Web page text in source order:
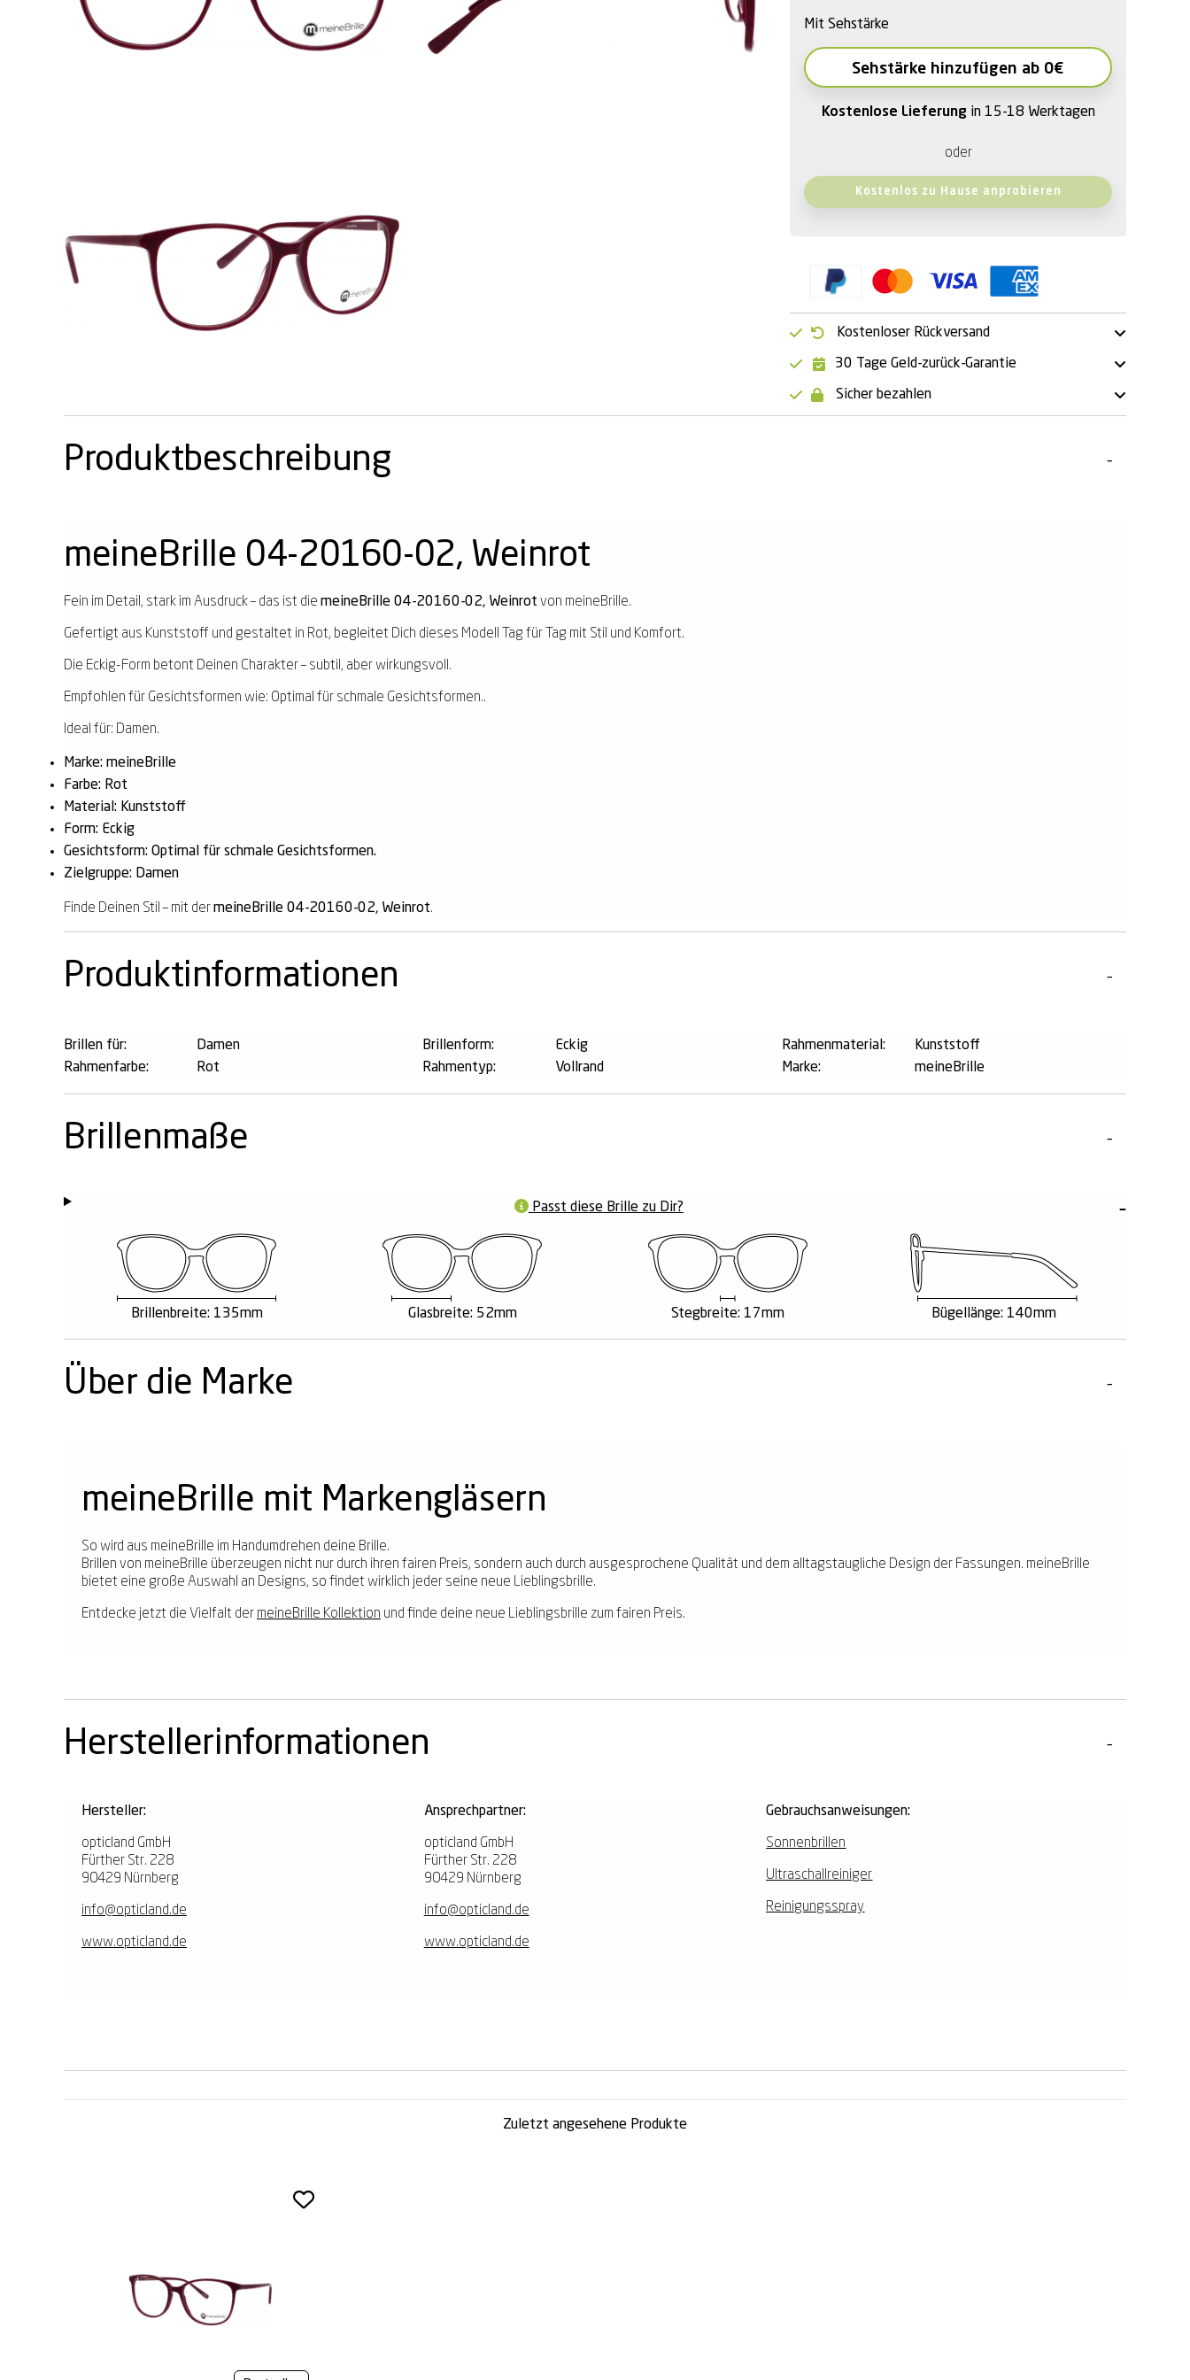
Mit Sehstärke
Sehstärke hinzufügen ab 0€
Kostenlose Lieferung in 15-18 Werktagen
oder
Kostenlos zu Hause anprobieren
Kostenloser Rückversand
30 Tage Geld-zurück-Garantie
Sicher bezahlen
Produktbeschreibung
meineBrille 04-20160-02, Weinrot
Fein im Detail, stark im Ausdruck – das ist die meineBrille 04-20160-02, Weinrotvon meineBrille.
Gefertigt aus Kunststoff und gestaltet in Rot, begleitet Dich dieses Modell Tag für Tag mit Stil und Komfort.
Die Eckig-Form betont Deinen Charakter – subtil, aber wirkungsvoll.
Empfohlen für Gesichtsformen wie: Optimal für schmale Gesichtsformen..
Ideal für: Damen.
Marke: meineBrille
Farbe: Rot
Material: Kunststoff
Form: Eckig
Gesichtsform: Optimal für schmale Gesichtsformen.
Zielgruppe: Damen
Finde Deinen Stil – mit dermeineBrille 04-20160-02, Weinrot.
Produktinformationen
Brillen für:
Damen
Rahmenfarbe:
Rot
Brillenform:
Eckig
Rahmentyp:
Vollrand
Rahmenmaterial:
Kunststoff
Marke:
meineBrille
Brillenmaße
Passt diese Brille zu Dir?
Brillenbreite: 135mm Glasbreite: 52mm Stegbreite: 17mm Bügellänge: 140mm
Über die Marke
meineBrille mit Markengläsern
So wird aus meineBrille im Handumdrehen deine Brille.
Brillen von meineBrille überzeugen nicht nur durch ihren fairen Preis, sondern auch durch ausgesprochene Qualität und dem alltagstaugliche Design der Fassungen. meineBrille
bietet eine große Auswahl an Designs, so findet wirklich jeder seine neue Lieblingsbrille.
Entdecke jetzt die Vielfalt der meineBrille Kollektion und finde deine neue Lieblingsbrille zum fairen Preis.
Herstellerinformationen
Hersteller:
opticland GmbH
Fürther Str. 228
90429 Nürnberg
info@opticland.de
www.opticland.de
Ansprechpartner:
opticland GmbH
Fürther Str. 228
90429 Nürnberg
info@opticland.de
www.opticland.de
Gebrauchsanweisungen:
Sonnenbrillen
Ultraschallreiniger
Reinigungsspray
Zuletzt angesehene Produkte